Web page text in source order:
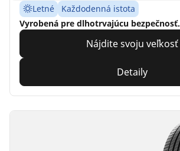
Letné
Každodenná istota
Vyrobená pre dlhotrvajúcu bezpečnosť.
Nájdite svoju veľkosť
Detaily